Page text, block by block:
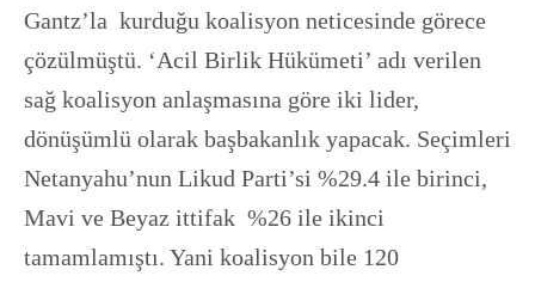
Gantz’la kurduğu koalisyon neticesinde görece
çözülmüştü. ‘Acil Birlik Hükümeti’ adı verilen
sağ koalisyon anlaşmasına göre iki lider,
dönüşümlü olarak başbakanlık yapacak. Seçimleri
Netanyahu’nun Likud Parti’si %29.4 ile birinci,
Mavi ve Beyaz ittifak %26 ile ikinci
tamamlamıştı. Yani koalisyon bile 120